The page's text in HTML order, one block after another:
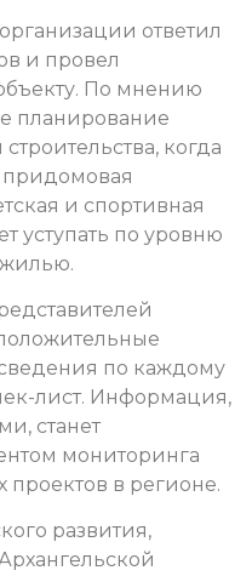
ответил
и провел
По мнению
планирование
когда
придомовая
и спортивная
уступать по уровню
по каждому
лист. Информация,
станет
мониторинга
в регионе.
развития,